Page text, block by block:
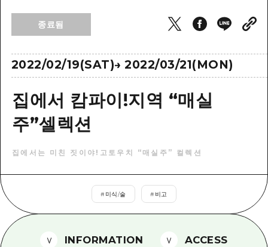
나이트 라이프
세계유산
배움과 체험
기준
역사/문화
치유
자연
빈고(備後)
게이호쿠(芸北)
야마구치(山口)현 동부
반나절
미야지마(宮島) 주변
야마구치(山口)현 동부
에히메(愛媛)현
목록
접근
보조 트래픽 요약
시설 혼잡 상황
히로시마 OMOTENASHI 패스
수하물 보관 및 배송 서비스
HIROSHIMA FREE Wi-Fi
외국인 여행자용 거리 관광안내소
HOME
종료됨
2022/02/19(SAT)→2022/03/21(MON)
집에서 캄파이!지역 “매실
주”셀렉션
집에서는 미친 짓이야!고토우치 “매실주” 컬렉션
# 미식/술 # 비고
INFORMATION ACCESS